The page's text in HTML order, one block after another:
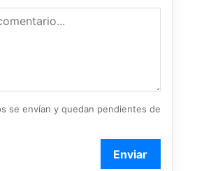
se envían y quedan pendientes de
Enviar